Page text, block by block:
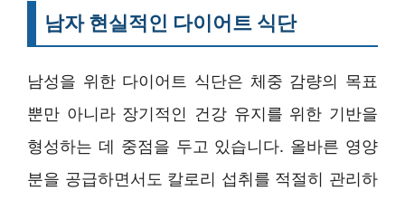
남자 현실적인 다이어트 식단
남성을 위한 다이어트 식단은 체중 감량의 목표
뿐만 아니라 장기적인 건강 유지를 위한 기반을
형성하는 데 중점을 두고 있습니다. 올바른 영양
분을 공급하면서도 칼로리 섭취를 적절히 관리하